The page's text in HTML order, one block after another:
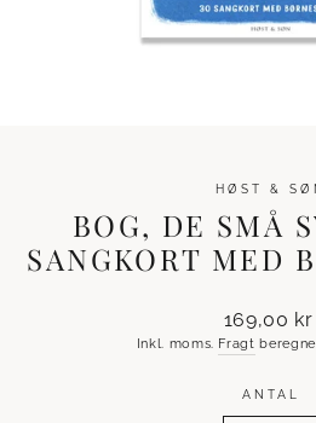
HØST &
BOG, DE SMÅ
SANGKORT MED
Normalpris
169,00 kr
Inkl. moms. Fragt
ANTAL